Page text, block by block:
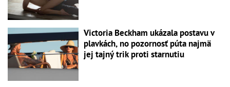
Victoria Beckham ukázala postavu v
plavkách, no pozornosť púta najmä
jej tajný trik proti starnutiu